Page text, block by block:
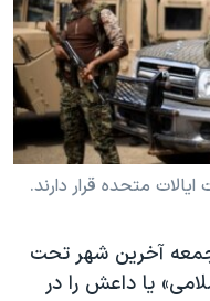
متحده قرار دارند.
جمعه آخرین شهر تحت
یا داعش را در